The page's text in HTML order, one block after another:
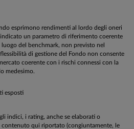
esprimono rendimenti al lordo degli oneri
un parametro di riferimento coerente
del benchmark, non previsto nel
di gestione del Fondo non consente
coerente con i rischi connessi con la
medesimo.
esposti
indici, i rating, anche se elaborati o
contenuto qui riportato (congiuntamente, le